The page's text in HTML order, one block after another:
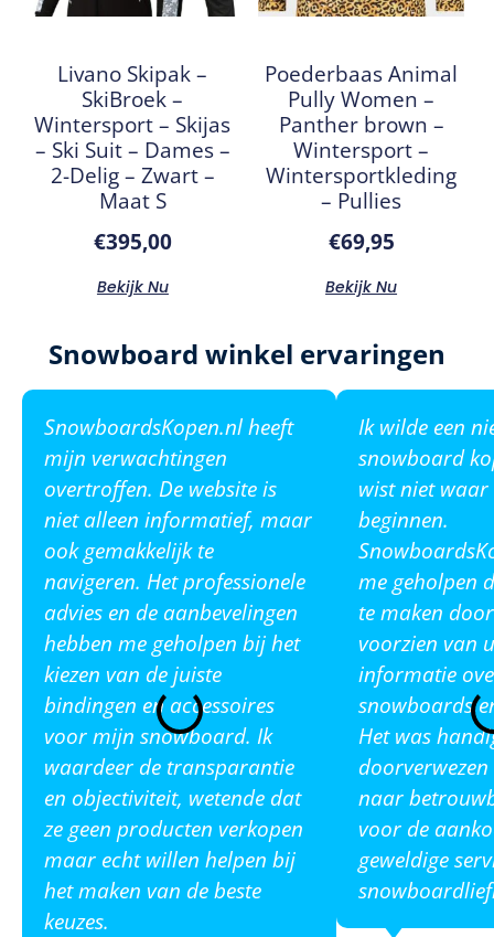
Livano Skipak –
SkiBroek –
Wintersport – Skijas
– Ski Suit – Dames –
2-Delig – Zwart –
Maat S
€395,00
Bekijk Nu
Poederbaas Animal
Pully Women –
Panther brown –
Wintersport –
Wintersportkleding
– Pullies
€69,95
Bekijk Nu
Snowboard winkel ervaringen
SnowboardsKopen.nl heeft
mijn verwachtingen
overtroffen. De website is
niet alleen informatief, maar
ook gemakkelijk te
navigeren. Het professionele
advies en de aanbevelingen
hebben me geholpen bij het
kiezen van de juiste
bindingen en accessoires
voor mijn snowboard. Ik
waardeer de transparantie
en objectiviteit, wetende dat
ze geen producten verkopen
maar echt willen helpen bij
het maken van de beste
keuzes.
Ik wilde een
snowboard
wist niet waar
beginnen.
me geholpen
te maken
voorzien van
informatie
snowboards
Het was
naar
voor de
geweldige